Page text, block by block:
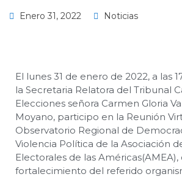
Enero 31, 2022 Noticias
El lunes 31 de enero de 2022, a las
la Secretaria Relatora del Tribunal
Elecciones señora Carmen Gloria
Moyano, participo en la Reunión
Observatorio Regional de
Violencia Política de la Asociación
Electorales de las
fortalecimiento del referido